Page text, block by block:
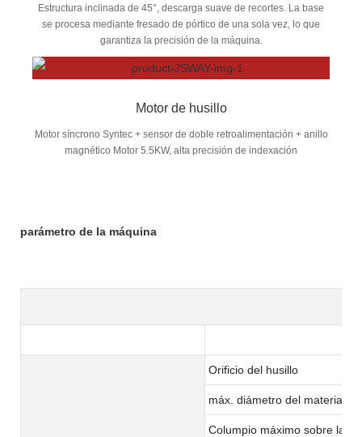
Estructura inclinada de 45°, descarga suave de recortes. La base
se procesa mediante fresado de pórtico de una sola vez, lo que
garantiza la precisión de la máquina.
Motor de husillo
Motor síncrono Syntec + sensor de doble retroalimentación + anillo
magnético Motor 5.5KW, alta precisión de indexación
parámetro de la máquina
Orificio del husillo
máx. diámetro del material:
Columpio máximo sobre la